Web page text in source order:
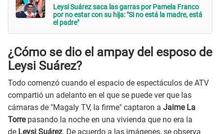
Leysi Suárez saca las garras por Pamela Franco
por no estar con su hija: "Si no está la madre, está
el padre"
¿Cómo se dio el ampay del esposo de
Leysi Suárez?
Todo comenzó cuando el espacio de espectáculos de ATV
compartió un adelanto en el que se puede ver que las
cámaras de "Magaly TV, la firme" captaron a Jaime La
Torrepasando la noche en una vivienda que no era la
de Leysi Suárez. De acuerdo a las imágenes, se observa